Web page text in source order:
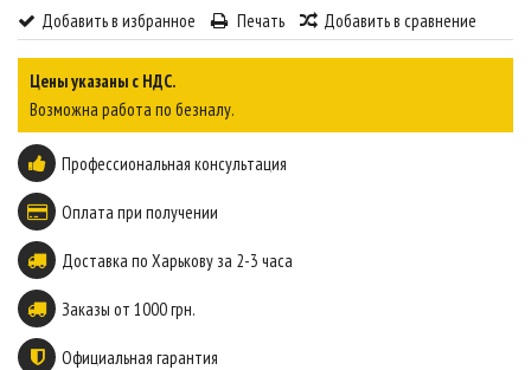
Добавить в избранное Печать Добавить в сравнение
Цены указаны с НДС.
Возможна работа по безналу.
Профессиональная консультация
Оплата при получении
Доставка по Харькову за 2-3 часа
Заказы от 1000 грн.
Официальная гарантия